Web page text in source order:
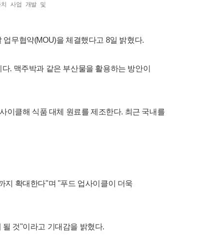
치 사업 개발 및
무협약(MOU)을 체결했다고 8일 밝혔다.
. 맥주박과 같은 부산물을 활용하는 방안이
이클해 식품 대체 원료를 제조한다. 최근 국내를
지 확대한다"며 "푸드 업사이클이 더욱
것"이라고 기대감을 밝혔다.